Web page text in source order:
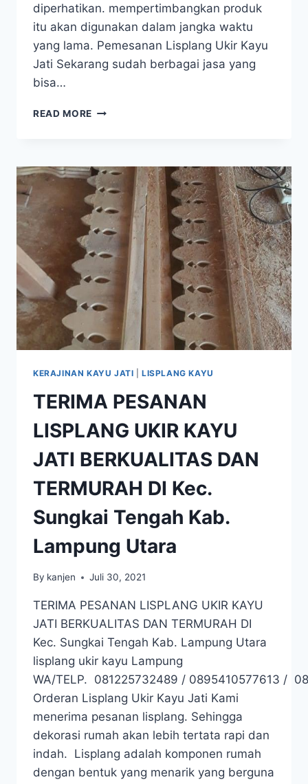
diperhatikan. mempertimbangkan produk
itu akan digunakan dalam jangka waktu
yang lama. Pemesanan Lisplang Ukir Kayu
Jati Sekarang sudah berbagai jasa yang
bisa…
READ MORE
KERAJINAN KAYU JATI |LISPLANG KAYU
TERIMA PESANAN
LISPLANG UKIR KAYU
JATI BERKUALITAS DAN
TERMURAH DI Kec.
Sungkai Tengah Kab.
Lampung Utara
By kanjen Juli 30, 2021
TERIMA PESANAN LISPLANG UKIR KAYU
JATI BERKUALITAS DAN TERMURAH DI
Kec. Sungkai Tengah Kab. Lampung Utara
lisplang ukir kayu Lampung
WA/TELP. 081225732489 / 0895410577613 /
Orderan Lisplang Ukir Kayu Jati Kami
menerima pesanan lisplang. Sehingga
dekorasi rumah akan lebih tertata rapi dan
indah. Lisplang adalah komponen rumah
dengan bentuk yang menarik yang berguna